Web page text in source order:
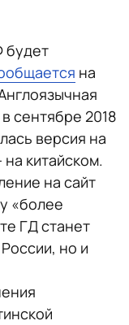
будет
на
сентябре 2018
версия на
китайском.
на сайт
«более
ГД станет
но и